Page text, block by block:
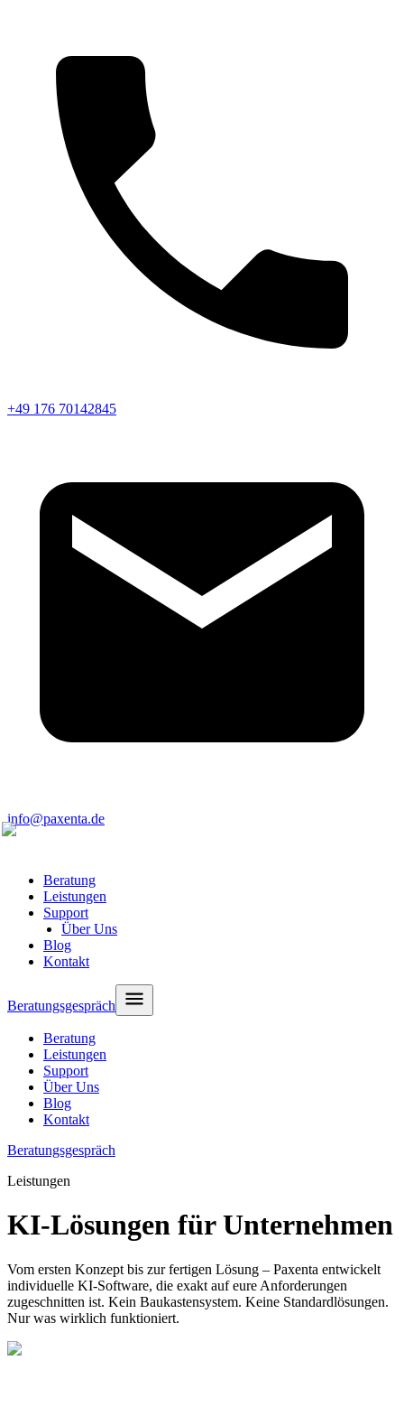
+49 176 70142845
info@paxenta.de
Beratung
Leistungen
Support
Über Uns
Blog
Kontakt
Beratungsgespräch
Beratung
Leistungen
Support
Über Uns
Blog
Kontakt
Beratungsgespräch
Leistungen
KI-Lösungen für Unternehmen
Vom ersten Konzept bis zur fertigen Lösung – Paxenta entwickelt
individuelle KI-Software, die exakt auf eure Anforderungen
zugeschnitten ist. Kein Baukastensystem. Keine Standardlösungen.
Nur was wirklich funktioniert.